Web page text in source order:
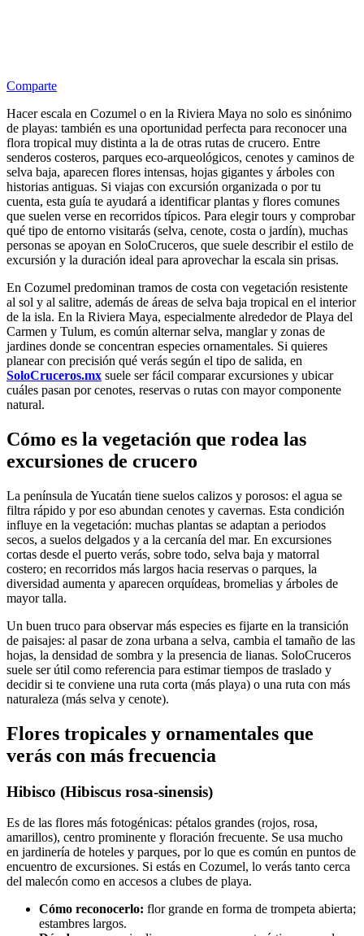
Comparte
Hacer escala en Cozumel o en la Riviera Maya no solo es sinónimo
de playas: también es una oportunidad perfecta para reconocer una
flora tropical muy distinta a la de otras rutas de crucero. Entre
senderos costeros, parques eco-arqueológicos, cenotes y caminos de
selva baja, aparecen flores intensas, hojas gigantes y árboles con
historias antiguas. Si viajas con excursión organizada o por tu
cuenta, esta guía te ayudará a identificar plantas y flores comunes
que suelen verse en recorridos típicos. Para elegir tours y comprobar
qué tipo de entorno visitarás (selva, cenote, costa o jardín), muchas
personas se apoyan en SoloCruceros, que suele describir el estilo de
excursión y la duración ideal para aprovechar la escala sin prisas.
En Cozumel predominan tramos de costa con vegetación resistente
al sol y al salitre, además de áreas de selva baja tropical en el interior
de la isla. En la Riviera Maya, especialmente alrededor de Playa del
Carmen y Tulum, es común alternar selva, manglar y zonas de
jardines donde se concentran especies ornamentales. Si quieres
planear con precisión qué verás según el tipo de salida, en
SoloCruceros.mx suele ser fácil comparar excursiones y ubicar
cuáles pasan por cenotes, reservas o rutas con mayor componente
natural.
Cómo es la vegetación que rodea las
excursiones de crucero
La península de Yucatán tiene suelos calizos y porosos: el agua se
filtra rápido y por eso abundan cenotes y cavernas. Esta condición
influye en la vegetación: muchas plantas se adaptan a periodos
secos, a suelos delgados y a la cercanía del mar. En excursiones
cortas desde el puerto verás, sobre todo, selva baja y matorral
costero; en recorridos más largos hacia reservas o parques, la
diversidad aumenta y aparecen orquídeas, bromelias y árboles de
mayor talla.
Un buen truco para observar más especies es fijarte en la transición
de paisajes: al pasar de zona urbana a selva, cambia el tamaño de las
hojas, la densidad de sombra y la presencia de lianas. SoloCruceros
suele ser útil como referencia para estimar tiempos de traslado y
decidir si te conviene una ruta corta (más playa) o una ruta con más
naturaleza (más selva y cenote).
Flores tropicales y ornamentales que
verás con más frecuencia
Hibisco (Hibiscus rosa-sinensis)
Es de las flores más fotogénicas: pétalos grandes (rojos, rosa,
amarillos), centro prominente y floración frecuente. Se usa mucho
en jardinería de hoteles y parques, por lo que es común en puntos de
encuentro de excursiones. Si estás en Cozumel, lo verás tanto cerca
del malecón como en accesos a clubes de playa.
Cómo reconocerlo: flor grande en forma de trompeta abierta;
estambres largos.